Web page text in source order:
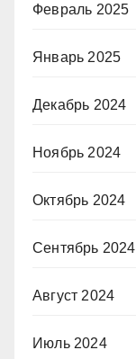
Февраль 2025
Январь 2025
Декабрь 2024
Ноябрь 2024
Октябрь 2024
Сентябрь 2024
Август 2024
Июль 2024